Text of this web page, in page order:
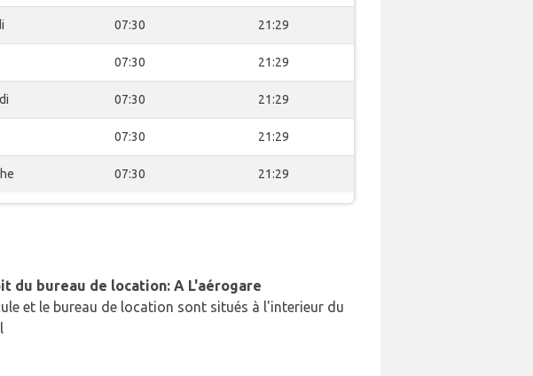
07:30 21:29
07:30 21:29
07:30 21:29
07:30 21:29
07:30 21:29
du bureau de location: A L'aérogare
et le bureau de location sont situés à l'interieur du